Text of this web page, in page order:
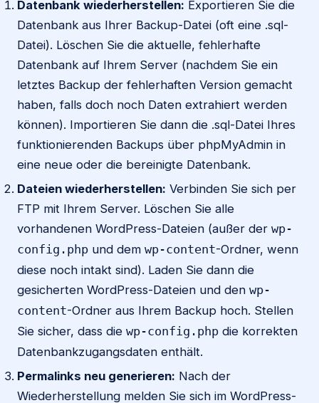
Datenbank wiederherstellen: Exportieren Sie die
Datenbank aus Ihrer Backup-Datei (oft eine .sql-
Datei). Löschen Sie die aktuelle, fehlerhafte
Datenbank auf Ihrem Server (nachdem Sie ein
letztes Backup der fehlerhaften Version gemacht
haben, falls doch noch Daten extrahiert werden
können). Importieren Sie dann die .sql-Datei Ihres
funktionierenden Backups über phpMyAdmin in
eine neue oder die bereinigte Datenbank.
Dateien wiederherstellen: Verbinden Sie sich per
FTP mit Ihrem Server. Löschen Sie alle
vorhandenen WordPress-Dateien (außer der wp-
config.php und dem wp-content-Ordner, wenn
diese noch intakt sind). Laden Sie dann die
gesicherten WordPress-Dateien und den wp-
content-Ordner aus Ihrem Backup hoch. Stellen
Sie sicher, dass die wp-config.php die korrekten
Datenbankzugangsdaten enthält.
Permalinks neu generieren: Nach der
Wiederherstellung melden Sie sich im WordPress-